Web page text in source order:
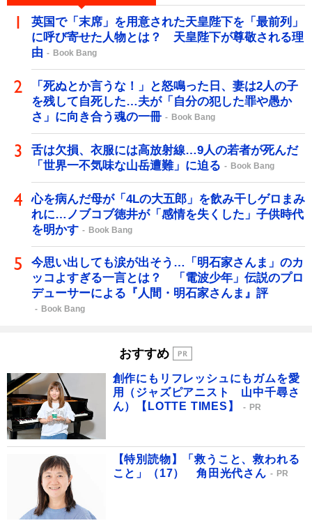
英国で「末席」を用意された天皇陛下を「最前列」
に呼び寄せた人物とは？ 天皇陛下が尊敬される理
由
Book Bang
「死ぬとか言うな！」と怒鳴った日、妻は2人の子
を残して自死した…夫が「自分の犯した罪や愚か
さ」に向き合う魂の一冊
Book Bang
舌は欠損、衣服には高放射線…9人の若者が死んだ
「世界一不気味な山岳遭難」に迫る
Book Bang
心を病んだ母が「4Lの大五郎」を飲み干しゲロまみ
れに…ノブコブ徳井が「感情を失くした」子供時代
を明かす
Book Bang
今思い出しても涙が出そう…「明石家さんま」のカ
ッコよすぎる一言とは？ 「電波少年」伝説のプロ
デューサーによる『人間・明石家さんま』評
Book Bang
おすすめ
創作にもリフレッシュにもガムを愛
用（ジャズピアニスト 山中千尋さ
ん）【LOTTE TIMES】
PR
【特別読物】「救うこと、救われる
こと」（17） 角田光代さん
PR